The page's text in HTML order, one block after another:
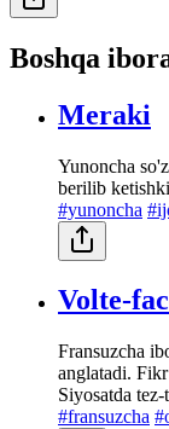
Boshqa
Meraki
Yunoncha
berilib
#yunoncha
Volte-
Fransuzcha
anglatadi.
Siyosatda tez-
#fransuzcha